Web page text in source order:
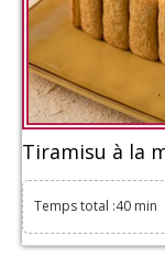
Temps total :40 min